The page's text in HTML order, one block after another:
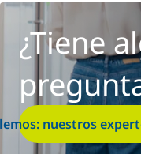
¿Tiene
nuestros